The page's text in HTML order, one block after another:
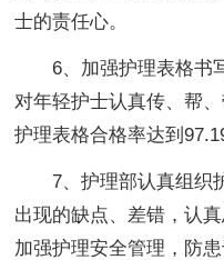
士的责任心。
6、加强护理表格书
对年轻护士认真传、帮
护理表格合格率达到
7、护理部认真组织
出现的缺点、差错，认
加强护理安全管理，防